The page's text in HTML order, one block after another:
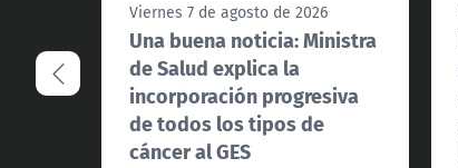
Viernes 7 de agosto de 2026
Una buena noticia: Ministra
de Salud explica la
incorporación progresiva
de todos los tipos de
cáncer al GES